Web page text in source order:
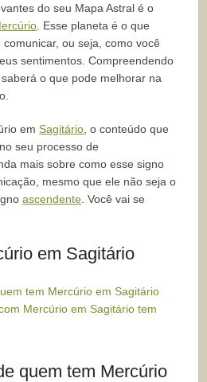
do seu Mapa Astral é o
. Esse planeta é o que
ou seja, como você
sentimentos. Compreendendo
o que pode melhorar na
emSagitário , o conteúdo que
seu processo de
mais sobre como esse signo
mesmo que ele não seja o
ascendente . Você vai se
em Sagitário
tem Mercúrio em Sagitário
Mercúrio em Sagitário tem
quem tem Mercúrio